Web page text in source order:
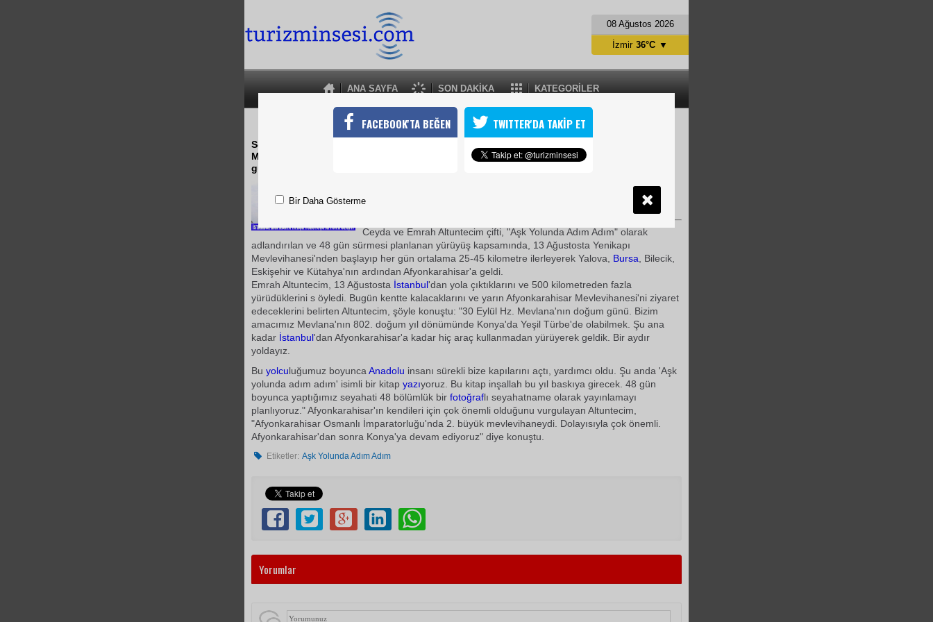
08 Ağustos 2026
ANA SAYFA SON DAKİKA KATEGORİLER
İzmir 36°C ▼
AŞK YOLUNDA ADIM ADIM
Sevgi, umut ve aşka dikkati çekmek isteyen Ceyda ve Emrah Altuntecim çifti, İstanbul'dan
Mevlana Celaleddin-i Rumi'nin Konya'daki türbesine doğru başlattıkları yürüyüşün 30.
gününde Afyonkarahisar'a ulaştı
TURİZMİN SESİ
Ceyda ve Emrah Altuntecim çifti, "Aşk Yolunda Adım Adım" olarak
adlandırılan ve 48 gün sürmesi planlanan yürüyüş kapsamında, 13 Ağustosta Yenikapı
Mevlevihanesi'nden başlayıp her gün ortalama 25-45 kilometre ilerleyerek Yalova, Bursa , Bilecik,
Eskişehir ve Kütahya'nın ardından Afyonkarahisar'a geldi.
Emrah Altuntecim, 13 Ağustosta İstanbul'dan yola çıktıklarını ve 500 kilometreden fazla
yürüdüklerini s öyledi. Bugün kentte kalacaklarını ve yarın Afyonkarahisar Mevlevihanesi'ni ziyaret
edeceklerini belirten Altuntecim, şöyle konuştu: "30 Eylül Hz. Mevlana'nın doğum günü. Bizim
amacımız Mevlana'nın 802. doğum yıl dönümünde Konya'da Yeşil Türbe'de olabilmek. Şu ana
kadar İstanbul'dan Afyonkarahisar'a kadar hiç araç kullanmadan yürüyerek geldik. Bir aydır
yoldayız.
Bu yolculuğumuz boyunca Anadolu insanı sürekli bize kapılarını açtı, yardımcı oldu. Şu anda 'Aşk
yolunda adım adım' isimli bir kitap yazıyoruz. Bu kitap inşallah bu yıl baskıya girecek. 48 gün
boyunca yaptığımız seyahati 48 bölümlük bir fotoğraflı seyahatname olarak yayınlamayı
planlıyoruz." Afyonkarahisar'ın kendileri için çok önemli olduğunu vurgulayan Altuntecim,
"Afyonkarahisar Osmanlı İmparatorluğu'nda 2. büyük mevlevihaneydi. Dolayısıyla çok önemli.
Afyonkarahisar'dan sonra Konya'ya devam ediyoruz" diye konuştu.
Etiketler: Aşk Yolunda Adım Adım
Yorumlar
FACEBOOK'TA BEĞEN TWITTER'DA TAKİP ET
Bir Daha Gösterme